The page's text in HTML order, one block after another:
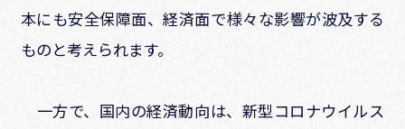
本にも安全保障面、経済面で様々な影響が波及する
ものと考えられます。
一方で、国内の経済動向は、新型コロナウイルス